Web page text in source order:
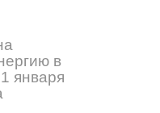
в
января